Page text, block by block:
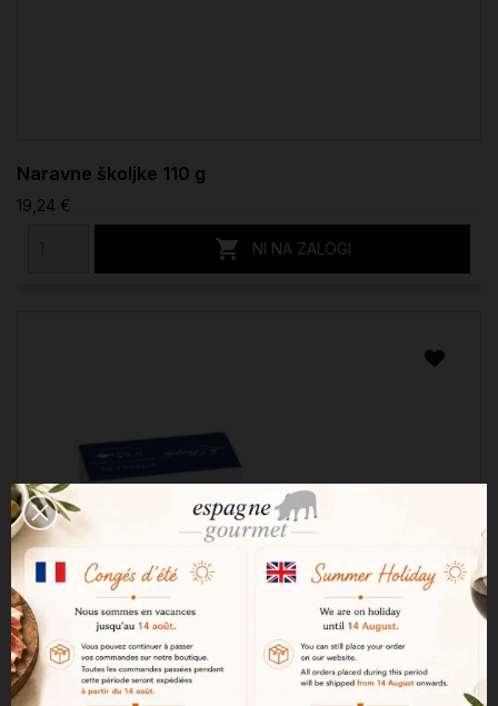
Naravne školjke 110 g
19,24 €
 NI NA ZALOGI